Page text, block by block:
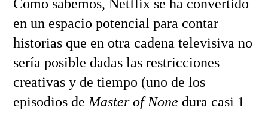
Como sabemos, Netflix se ha convertido
en un espacio potencial para contar
historias que en otra cadena televisiva no
sería posible dadas las restricciones
creativas y de tiempo (uno de los
episodios deMaster of None dura casi 1